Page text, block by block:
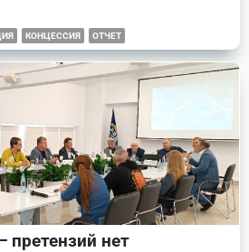
КОНЦЕССИЯ ОТЧЕТ
претензий нет